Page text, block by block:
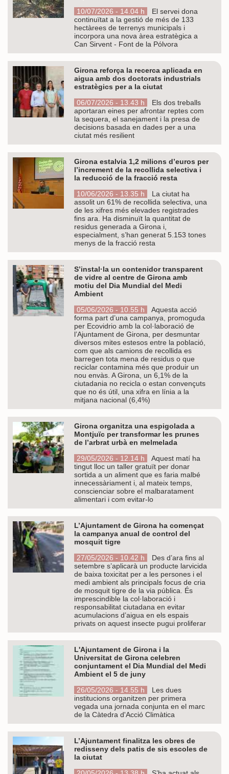
10/07/2026 - 14.04 h
El servei dona
continuïtat a la gestió de més de 133
hectàrees de terrenys municipals i
incorpora una nova àrea estratègica a
Can Sirvent - Font de la Pólvora
Girona reforça la recerca aplicada en
aigua amb dos doctorats industrials
estratègics per a la ciutat
06/07/2026 - 13.43 h
Els dos treballs
aportaran eines per afrontar reptes com
la sequera, el sanejament i la presa de
decisions basada en dades per a una
ciutat més resilient
Girona estalvia 1,2 milions d’euros per
l’increment de la recollida selectiva i
la reducció de la fracció resta
10/06/2026 - 13.35 h
La ciutat ha
assolit un 61% de recollida selectiva, una
de les xifres més elevades registrades
fins ara. Ha disminuït la quantitat de
residus generada a Girona i,
especialment, s’han generat 5.153 tones
menys de la fracció resta
S’instal·la un contenidor transparent
de vidre al centre de Girona amb
motiu del Dia Mundial del Medi
Ambient
05/06/2026 - 10.55 h
Aquesta acció
forma part d’una campanya, promoguda
per Ecovidrio amb la col·laboració de
l’Ajuntament de Girona, per desmuntar
diversos mites estesos entre la població,
com que als camions de recollida es
barregen tota mena de residus o que
reciclar contamina més que produir un
nou envàs. A Girona, un 6,1% de la
ciutadania no recicla o estan convençuts
que no és útil, una xifra en línia a la
mitjana nacional (6,4%)
Girona organitza una espigolada a
Montjuïc per transformar les prunes
de l’arbrat urbà en melmelada
29/05/2026 - 12.14 h
Aquest matí ha
tingut lloc un taller gratuït per donar
sortida a un aliment que es faria malbé
innecessàriament i, al mateix temps,
conscienciar sobre el malbaratament
alimentari i com evitar-lo
L’Ajuntament de Girona ha començat
la campanya anual de control del
mosquit tigre
27/05/2026 - 10.42 h
Des d’ara fins al
setembre s’aplicarà un producte larvicida
de baixa toxicitat per a les persones i el
medi ambient als principals focus de cria
de mosquit tigre de la via pública. És
imprescindible la col·laboració i
responsabilitat ciutadana en evitar
acumulacions d’aigua en els espais
privats on aquest insecte pugui proliferar
L'Ajuntament de Girona i la
Universitat de Girona celebren
conjuntament el Dia Mundial del Medi
Ambient el 5 de juny
26/05/2026 - 14.55 h
Les dues
institucions organitzen per primera
vegada una jornada conjunta en el marc
de la Càtedra d'Acció Climàtica
L’Ajuntament finalitza les obres de
redisseny dels patis de sis escoles de
la ciutat